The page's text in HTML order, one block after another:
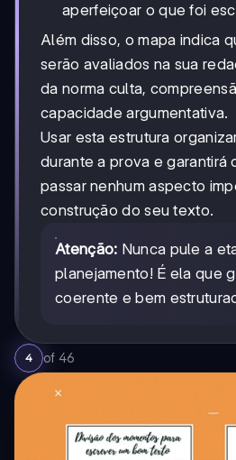
aperfeiçoar o que foi
Além disso, o mapa indica
serão avaliados na sua
da norma culta,
capacidade argumentativa.
Usar esta estrutura
durante a prova e garantirá
passar nenhum aspecto
construção do seu texto.
Atenção: Nunca pule a
planejamento! É ela que
coerente e bem
4 of 46